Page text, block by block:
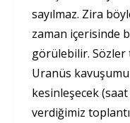
sayılmaz. Zira
zaman içerisinde
görülebilir.
Uranüs kavuşumu
kesinleşecek
verdiğimiz